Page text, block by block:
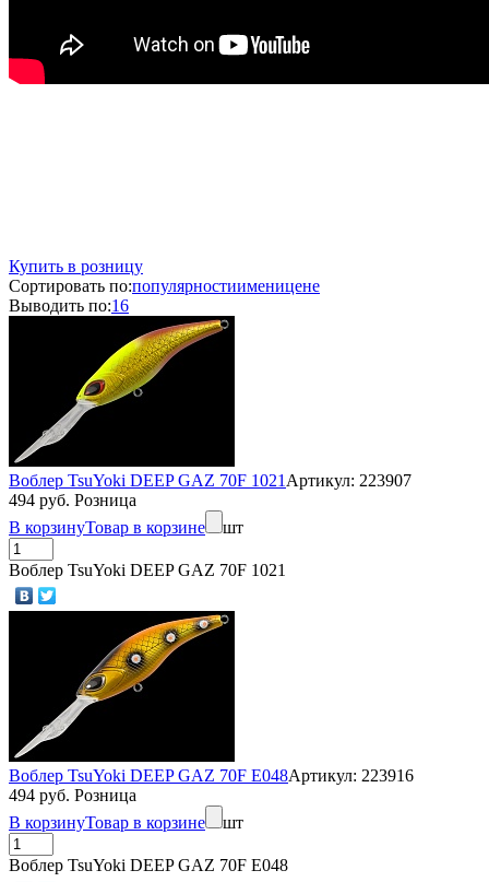
Купить в розницу
Сортировать по:популярностиименицене
Выводить по:16
Воблер TsuYoki DEEP GAZ 70F 1021 Артикул: 223907
494 руб. Розница
В корзинуТовар в корзине шт
Воблер TsuYoki DEEP GAZ 70F 1021
Воблер TsuYoki DEEP GAZ 70F E048Артикул: 223916
494 руб. Розница
В корзинуТовар в корзине шт
Воблер TsuYoki DEEP GAZ 70F E048